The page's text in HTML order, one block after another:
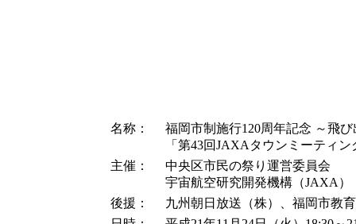
名称：
福岡市制施行120周年記念 ～飛
「第43回JAXAタウンミーティン
主催：
中央区市民の祭り運営委員会
宇宙航空研究開発機構（JAXA）
後援：
九州朝日放送（株）、福岡市教